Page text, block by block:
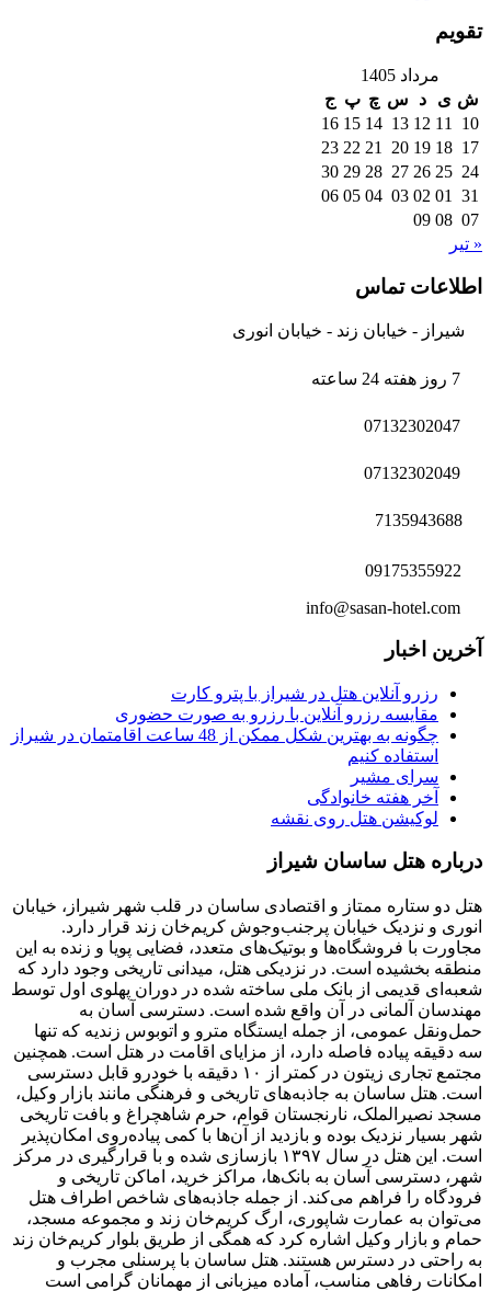
تقویم
مرداد 1405
ش ی د س چ پ ج
10
11
12
13
14
15
16
17
18
19
20
21
22
23
24
25
26
27
28
29
30
31
01
02
03
04
05
06
07
08
09
« تیر
اطلاعات تماس
شیراز - خیابان زند - خیابان انوری
آخرین اخبار
رزرو آنلاین هتل در شیراز با پترو کارت
مقایسه رزرو آنلاین با رزرو به صورت حضوری
چگونه به بهترین شکل ممکن از 48 ساعت اقامتمان در شیراز
استفاده کنیم
سرای مشیر
آخر هفته خانوادگی
لوکیشن هتل روی نقشه
درباره هتل ساسان شیراز
هتل دو ستاره ممتاز و اقتصادی ساسان در قلب شهر شیراز، خیابان
انوری و نزدیک خیابان پرجنب‌وجوش کریم‌خان زند قرار دارد.
مجاورت با فروشگاه‌ها و بوتیک‌های متعدد، فضایی پویا و زنده به این
منطقه بخشیده است. در نزدیکی هتل، میدانی تاریخی وجود دارد که
شعبه‌ای قدیمی از بانک ملی ساخته شده در دوران پهلوی اول توسط
مهندسان آلمانی در آن واقع شده است. دسترسی آسان به
حمل‌ونقل عمومی، از جمله ایستگاه مترو و اتوبوس زندیه که تنها
سه دقیقه پیاده فاصله دارد، از مزایای اقامت در هتل است. همچنین
مجتمع تجاری زیتون در کمتر از ۱۰ دقیقه با خودرو قابل دسترسی
است. هتل ساسان به جاذبه‌های تاریخی و فرهنگی مانند بازار وکیل،
مسجد نصیرالملک، نارنجستان قوام، حرم شاهچراغ و بافت تاریخی
شهر بسیار نزدیک بوده و بازدید از آن‌ها با کمی پیاده‌روی امکان‌پذیر
است. این هتل در سال ۱۳۹۷ بازسازی شده و با قرارگیری در مرکز
شهر، دسترسی آسان به بانک‌ها، مراکز خرید، اماکن تاریخی و
فرودگاه را فراهم می‌کند. از جمله جاذبه‌های شاخص اطراف هتل
می‌توان به عمارت شاپوری، ارگ کریم‌خان زند و مجموعه مسجد،
حمام و بازار وکیل اشاره کرد که همگی از طریق بلوار کریم‌خان زند
به راحتی در دسترس هستند. هتل ساسان با پرسنلی مجرب و
امکانات رفاهی مناسب، آماده میزبانی از مهمانان گرامی است